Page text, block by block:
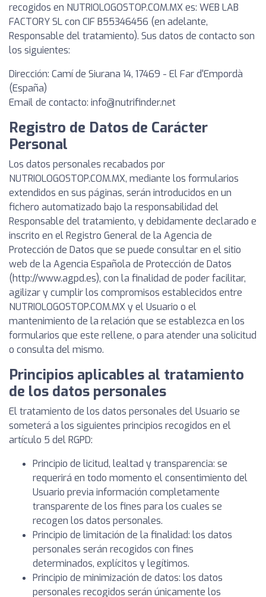
recogidos en NUTRIOLOGOSTOP.COM.MX es: WEB LAB
FACTORY SL con CIF B55346456 (en adelante,
Responsable del tratamiento). Sus datos de contacto son
los siguientes:
Dirección: Camí de Siurana 14, 17469 - El Far d'Empordà
(España)
Email de contacto: info@nutrifinder.net
Registro de Datos de Carácter
Personal
Los datos personales recabados por
NUTRIOLOGOSTOP.COM.MX, mediante los formularios
extendidos en sus páginas, serán introducidos en un
fichero automatizado bajo la responsabilidad del
Responsable del tratamiento, y debidamente declarado e
inscrito en el Registro General de la Agencia de
Protección de Datos que se puede consultar en el sitio
web de la Agencia Española de Protección de Datos
(http://www.agpd.es), con la finalidad de poder facilitar,
agilizar y cumplir los compromisos establecidos entre
NUTRIOLOGOSTOP.COM.MX y el Usuario o el
mantenimiento de la relación que se establezca en los
formularios que este rellene, o para atender una solicitud
o consulta del mismo.
Principios aplicables al tratamiento
de los datos personales
El tratamiento de los datos personales del Usuario se
someterá a los siguientes principios recogidos en el
artículo 5 del RGPD:
Principio de licitud, lealtad y transparencia: se
requerirá en todo momento el consentimiento del
Usuario previa información completamente
transparente de los fines para los cuales se
recogen los datos personales.
Principio de limitación de la finalidad: los datos
personales serán recogidos con fines
determinados, explícitos y legítimos.
Principio de minimización de datos: los datos
personales recogidos serán únicamente los